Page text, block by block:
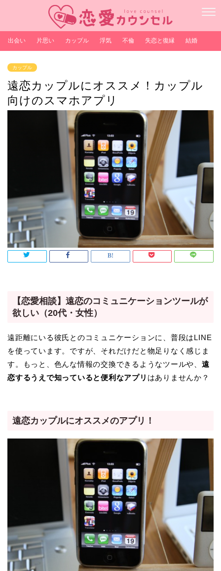
出会い 片思い カップル 浮気 不倫 失恋と復縁 結婚
カップル
遠恋カップルにオススメ！カップル
向けのスマホアプリ
【恋愛相談】遠恋のコミュニケーションツールが
欲しい（20代・女性）
遠距離にいる彼氏とのコミュニケーションに、普段はLINE
を使っています。ですが、それだけだと物足りなく感じま
す。もっと、色んな情報の交換できるようなツールや、 遠
恋するうえで知っていると便利なアプリ はありませんか？
遠恋カップルにオススメのアプリ！